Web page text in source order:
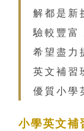
解都是新
驗較豐富
希望盡力
英文補習
優質小學
小學英文補